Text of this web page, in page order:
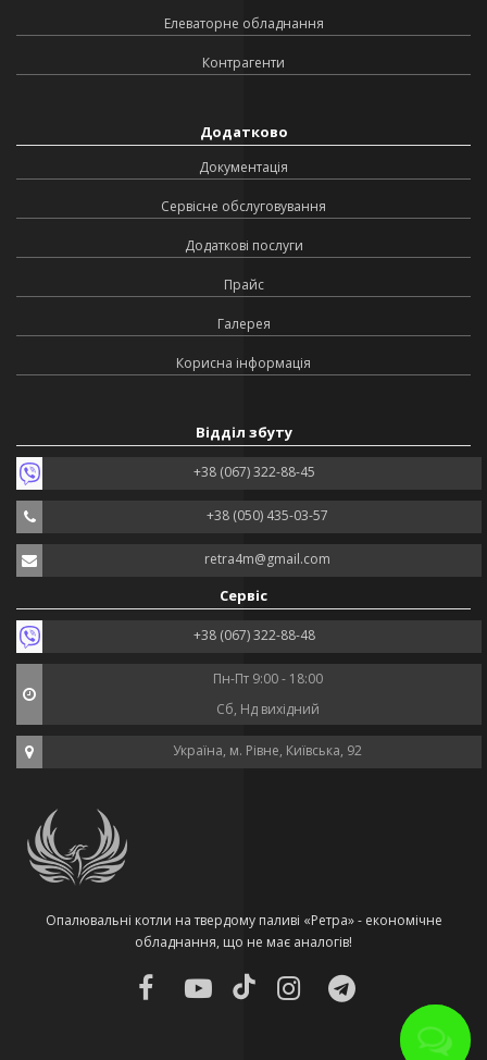
Елеваторне обладнання
Контрагенти
Додатково
Документація
Сервісне обслуговування
Додаткові послуги
Прайс
Галерея
Корисна інформація
Відділ збуту
+38 (067) 322-88-45
+38 (050) 435-03-57
retra4m@gmail.com
Сервіс
+38 (067) 322-88-48
Пн-Пт 9:00 - 18:00
Сб, Нд вихідний
Україна, м. Рівне, Київська, 92
Опалювальні котли на твердому паливі «Ретра» - економічне
обладнання, що не має аналогів!